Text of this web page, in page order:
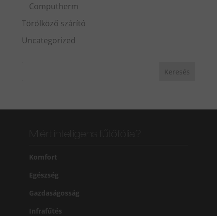
Computherm
Törölköző szárító
Uncategorized
Komfort
Egészség
Gazdaságosság
Infrafűtés